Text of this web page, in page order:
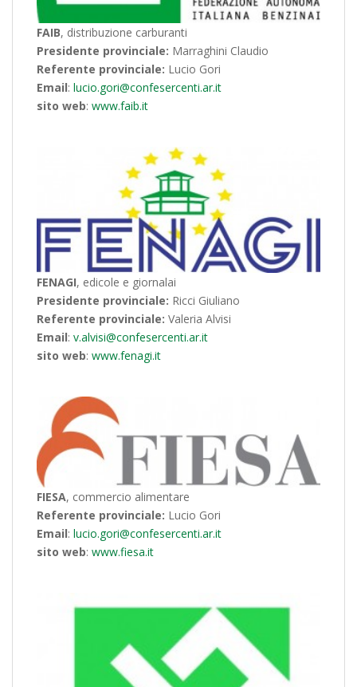
FAIB, distribuzione carburanti
Presidente provinciale: Marraghini Claudio
Referente provinciale: Lucio Gori
Email: lucio.gori@confesercenti.ar.it
sito web: www.faib.it
FENAGI, edicole e giornalai
Presidente provinciale: Ricci Giuliano
Referente provinciale: Valeria Alvisi
Email: v.alvisi@confesercenti.ar.it
sito web: www.fenagi.it
FIESA, commercio alimentare
Referente provinciale: Lucio Gori
Email: lucio.gori@confesercenti.ar.it
sito web: www.fiesa.it